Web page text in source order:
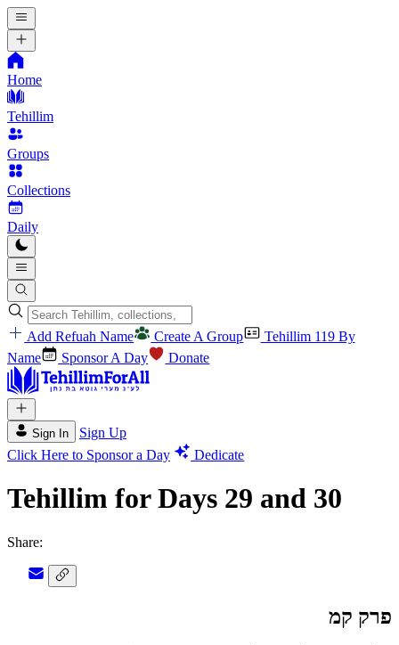
Home
Tehillim
Groups
Collections
Daily
Add Refuah Name Create A Group
Tehillim 119 By
Name
Sponsor A Day Donate
Sign In
Sign Up
Click Here to Sponsor a Day
Dedicate
Tehillim for Days 29 and 30
Share:
פרק קמ